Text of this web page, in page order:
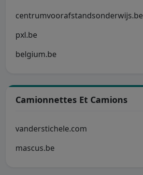
centrumvoorafstandsonderwijs.be
pxl.be
belgium.be
Camionnettes Et Camions
vanderstichele.com
mascus.be